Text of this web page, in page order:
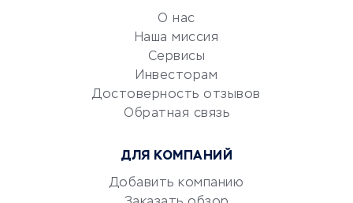
документооборот
Юридические компании
Аудиторские компании
Бухгалтерия онлайн
О нас
Наша миссия
Сервисы
Инвесторам
Достоверность отзывов
Обратная связь
ДЛЯ КОМПАНИЙ
Добавить компанию